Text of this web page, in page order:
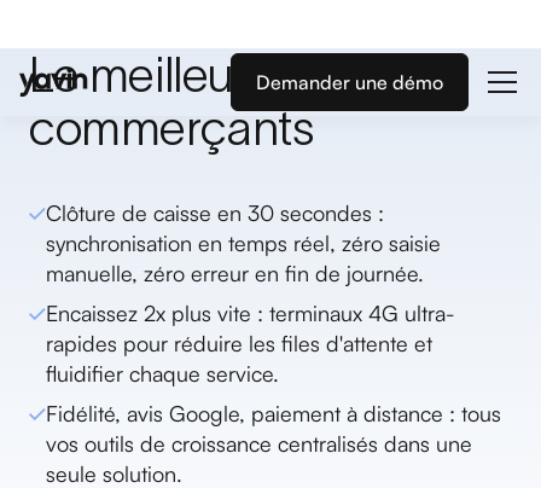
Demander une démo
Le meilleur allié des
commerçants
Clôture de caisse en 30 secondes :
synchronisation en temps réel, zéro saisie
manuelle, zéro erreur en fin de journée.
Encaissez 2x plus vite : terminaux 4G ultra-
rapides pour réduire les files d'attente et
fluidifier chaque service.
Fidélité, avis Google, paiement à distance : tous
vos outils de croissance centralisés dans une
seule solution.